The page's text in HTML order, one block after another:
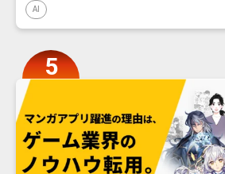
AI